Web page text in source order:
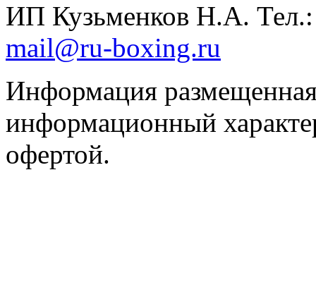
ИП Кузьменков Н.А.
mail@ru-boxing.ru
Информация
информационный
офертой.